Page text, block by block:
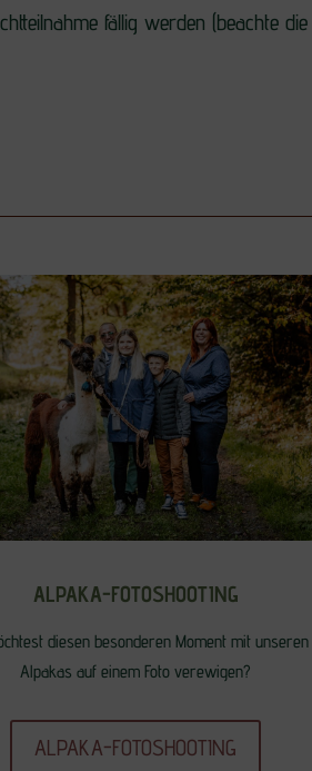
fällig werden (beachte die
ALPAKA-FOTOSHOOTING
diesen besonderen Moment mit unseren
Alpakas auf einem Foto verewigen?
ALPAKA-FOTOSHOOTING